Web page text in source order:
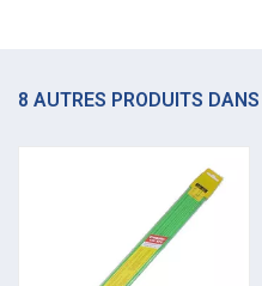
8 AUTRES PRODUITS